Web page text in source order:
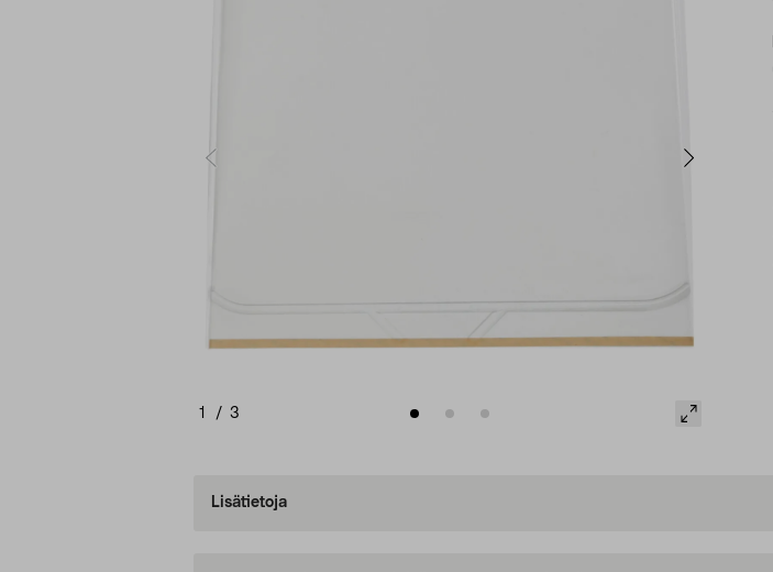
1 / 3
Lisätietoja